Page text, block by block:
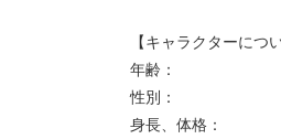
【キャラクターにつ
年齢：
性別：
身長、体格：